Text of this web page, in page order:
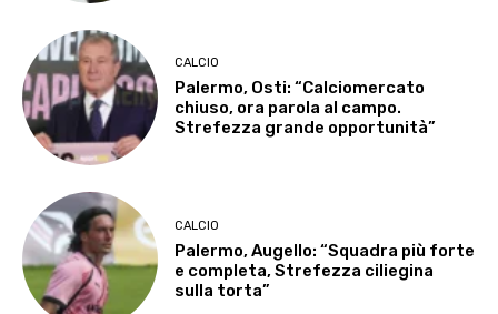
CALCIO
Palermo, Osti: “Calciomercato
chiuso, ora parola al campo.
Strefezza grande opportunità”
CALCIO
Palermo, Augello: “Squadra più forte
e completa, Strefezza ciliegina
sulla torta”